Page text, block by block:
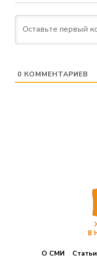
0 КОММЕНТАРИЕВ
О СМИ Статьи